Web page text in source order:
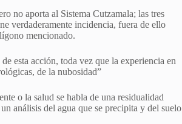
no aporta al Sistema Cutzamala; las tres
verdaderamente incidencia, fuera de ello
mencionado.
esta acción, toda vez que la experiencia en
de la nubosidad”
o la salud se habla de una residualidad
análisis del agua que se precipita y del suelo